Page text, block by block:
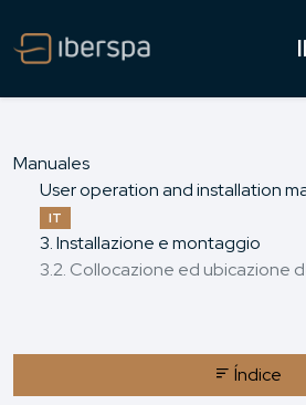
Manuales
User operation and installation
IT
3. Installazione e montaggio
3.2. Collocazione ed ubicazione
Índice